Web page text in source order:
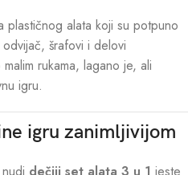
plastičnog alata koji su potpuno
šrafovi i delovi
rukama, lagano je, ali
igru.
igru zanimljivijom